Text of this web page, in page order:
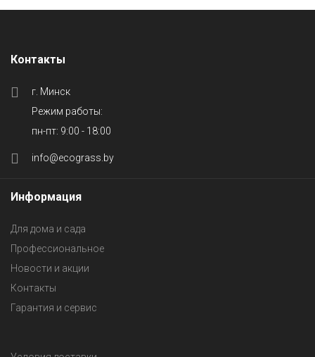
Контакты
г. Минск
Режим работы:
пн-пт: 9:00 - 18:00
info@ecograss.by
Информация
Для дома и сада
Профессиональное
Новости и акции
Контакты
Гарантия и сервис